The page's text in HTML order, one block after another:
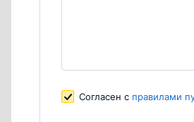
Согласен с правилами